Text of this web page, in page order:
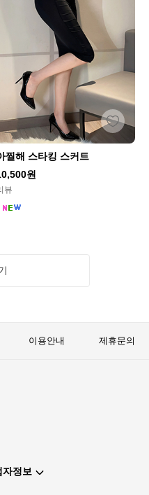
찔해 스타킹 스커트
원
뷰
이용안내 제휴문의
자정보